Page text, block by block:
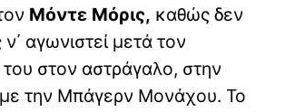
Μόντε Μόρις, καθώς δεν
ν΄ αγωνιστεί μετά τον
στον αστράγαλο, στην
την Μπάγερν Μονάχου. Το